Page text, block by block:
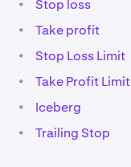
Stop loss
• Take profit
• Stop Loss Limit
• Take Profit Limit
• Iceberg
• Trailing Stop